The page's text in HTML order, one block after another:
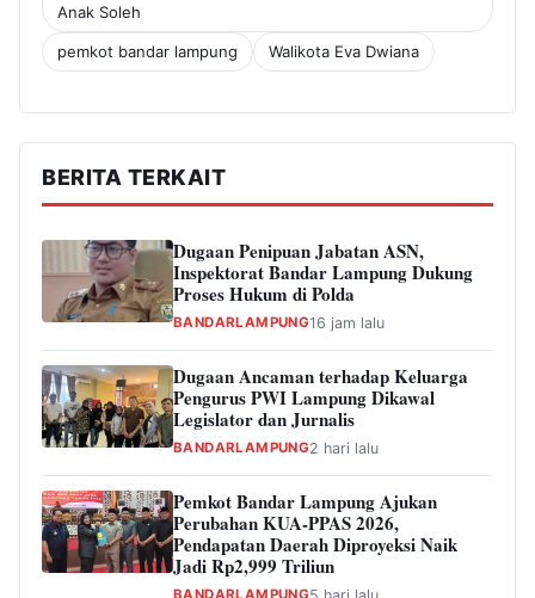
Anak Soleh
pemkot bandar lampung Walikota Eva Dwiana
BERITA TERKAIT
Dugaan Penipuan Jabatan ASN,
Inspektorat Bandar Lampung Dukung
Proses Hukum di Polda
BANDARLAMPUNG16 jam lalu
Dugaan Ancaman terhadap Keluarga
Pengurus PWI Lampung Dikawal
Legislator dan Jurnalis
BANDARLAMPUNG2 hari lalu
Pemkot Bandar Lampung Ajukan
Perubahan KUA-PPAS 2026,
Pendapatan Daerah Diproyeksi Naik
Jadi Rp2,999 Triliun
BANDARLAMPUNG